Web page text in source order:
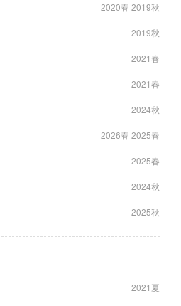
2020春 2019秋
2019秋
2021春
2021春
2024秋
2026春 2025春
2025春
2024秋
2025秋
2021夏